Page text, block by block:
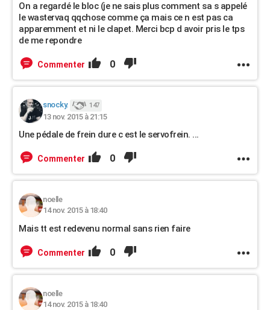
On a regardé le bloc (je ne sais plus comment sa s appelé
le wastervaq qqchose comme ça mais ce n est pas ca
apparemment et ni le clapet. Merci bcp d avoir pris le tps
de me repondre
Commenter 0
snocky. 147
13 nov. 2015 à 21:15
Une pédale de frein dure c est le servofrein. ...
Commenter 0
noelle
14 nov. 2015 à 18:40
Mais tt est redevenu normal sans rien faire
Commenter 0
noelle
14 nov. 2015 à 18:40